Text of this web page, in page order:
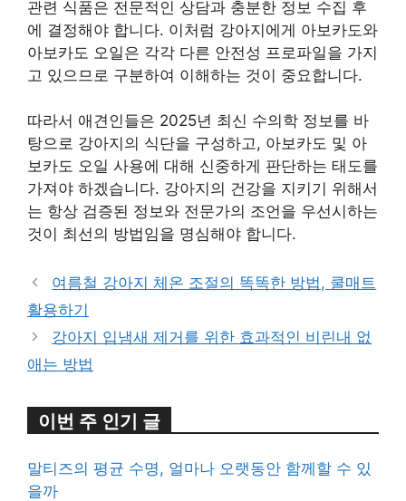
관련 식품은 전문적인 상담과 충분한 정보 수집 후
에 결정해야 합니다. 이처럼 강아지에게 아보카도와
아보카도 오일은 각각 다른 안전성 프로파일을 가지
고 있으므로 구분하여 이해하는 것이 중요합니다.
따라서 애견인들은 2025년 최신 수의학 정보를 바
탕으로 강아지의 식단을 구성하고, 아보카도 및 아
보카도 오일 사용에 대해 신중하게 판단하는 태도를
가져야 하겠습니다. 강아지의 건강을 지키기 위해서
는 항상 검증된 정보와 전문가의 조언을 우선시하는
것이 최선의 방법임을 명심해야 합니다.
여름철 강아지 체온 조절의 똑똑한 방법, 쿨매트
활용하기
강아지 입냄새 제거를 위한 효과적인 비린내 없
애는 방법
이번 주 인기 글
말티즈의 평균 수명, 얼마나 오랫동안 함께할 수 있
을까